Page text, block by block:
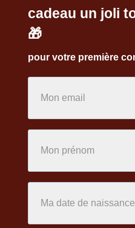
cadeau un joli
🎁
pour votre première